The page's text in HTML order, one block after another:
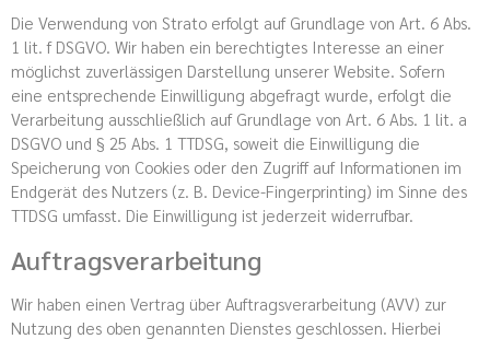
Die Verwendung von Strato erfolgt auf Grundlage von Art. 6 Abs.
1 lit. f DSGVO. Wir haben ein berechtigtes Interesse an einer
möglichst zuverlässigen Darstellung unserer Website. Sofern
eine entsprechende Einwilligung abgefragt wurde, erfolgt die
Verarbeitung ausschließlich auf Grundlage von Art. 6 Abs. 1 lit. a
DSGVO und § 25 Abs. 1 TTDSG, soweit die Einwilligung die
Speicherung von Cookies oder den Zugriff auf Informationen im
Endgerät des Nutzers (z. B. Device-Fingerprinting) im Sinne des
TTDSG umfasst. Die Einwilligung ist jederzeit widerrufbar.
Auftragsverarbeitung
Wir haben einen Vertrag über Auftragsverarbeitung (AVV) zur
Nutzung des oben genannten Dienstes geschlossen. Hierbei